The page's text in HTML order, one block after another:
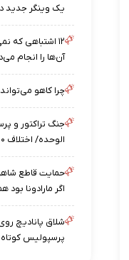
یک وینگر جدید
۱۲ اشتباهی که
آن‌ها را انجام
چرا کاهو
جنگ تراکتور و
الوحده/ اختلاف ۲۰۰ هزار دلاری
حمایت قاطع
اگر مارادونا بود
شلاق پانادیچ
پرسپولیس